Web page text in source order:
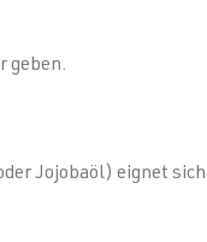
geben.
Jojobaöl) eignet